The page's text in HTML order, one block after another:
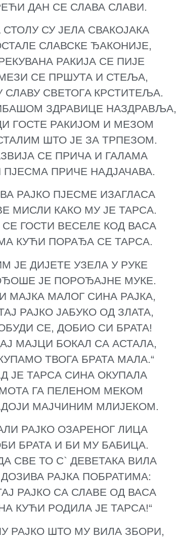
ДАН СЕ СЛАВА СЛАВИ.
СТОЛУ СУ ЈЕЛА СВАКОЈАКА
СЛАВСКЕ ЂАКОНИЈЕ,
РАКИЈА СЕ ПИЈЕ
СЕ ПРШУТА И СТЕЉА,
СЛАВУ СВЕТОГA КРСТИТЕЉА.
ЗДРАВИЦЕ НАЗДРАВЉА,
ГOСТЕ РАКИЈОМ И МЕЗОМ
ШТО ЈЕ ЗА ТРПЕЗОМ.
СЕ ПРИЧА И ГАЛАМА
ПЈЕСМА ПРИЧЕ НАДЈАЧАВА.
РАЈКО ПЈЕСМЕ ИЗАГЛАСА
МИСЛИ КАКО МУ ЈЕ ТАРСА.
СЕ ГОСТИ ВЕСЕЛЕ КОД ВАСА
КУЋИ ПОРАЂА СЕ ТАРСА.
ЈЕ ДИЈЕТЕ УЗЕЛА У РУКЕ
ЈЕ ПОРОЂАЈНЕ МУКЕ.
МАЈКА МАЛОГ СИНА РАЈКА,
РАЈКО ЈАБУКО ОД ЗЛАТА,
СЕ, ДОБИО СИ БРАТА!
МАЈЦИ БОКАЛ СА АСТАЛА,
ТВОГА БРАТА МАЛА.“
ЈЕ ТАРСА СИНА ОКУПАЛА
ГА ПЕЛЕНОМ МЕКОМ
МАЈЧИНИМ МЛИЈЕКОМ.
РАЈКО ОЗАРЕНОГ ЛИЦА
БРАТА И БИ МУ БАБИЦА.
СВЕ ТО С` ДЕВЕТАКА ВИЛА
РАЈКА ПОБРАТИМА:
РАЈКО СА СЛАВЕ ОД ВАСА
КУЋИ РОДИЛА ЈЕ ТАРСА!“
РАЈКО ШТО МУ ВИЛА ЗБОРИ,